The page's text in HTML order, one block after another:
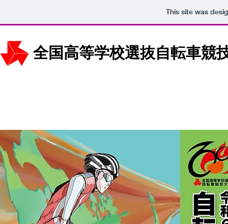
This site was
全国高等学校選抜自転車競